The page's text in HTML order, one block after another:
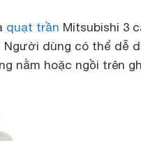
quạt trần Mitsubishi 3
dùng có thể dễ
nằm hoặc ngồi trên